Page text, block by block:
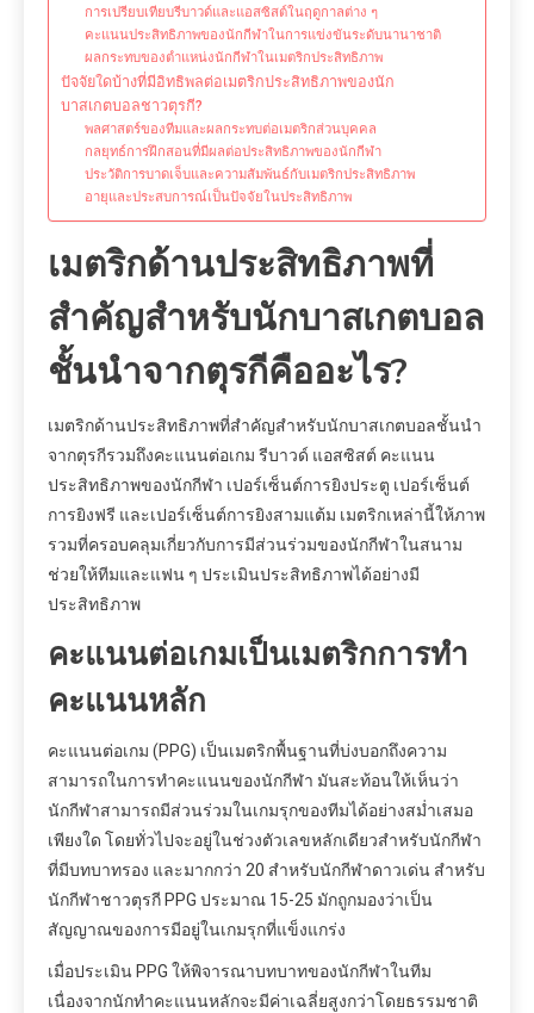
การเปรียบเทียบรีบาวด์และแอสซิสต์ในฤดูกาลต่าง ๆ
คะแนนประสิทธิภาพของนักกีฬาในการแข่งขันระดับนานาชาติ
ผลกระทบของตำแหน่งนักกีฬาในเมตริกประสิทธิภาพ
ปัจจัยใดบ้างที่มีอิทธิพลต่อเมตริกประสิทธิภาพของนัก
บาสเกตบอลชาวตุรกี?
พลศาสตร์ของทีมและผลกระทบต่อเมตริกส่วนบุคคล
กลยุทธ์การฝึกสอนที่มีผลต่อประสิทธิภาพของนักกีฬา
ประวัติการบาดเจ็บและความสัมพันธ์กับเมตริกประสิทธิภาพ
อายุและประสบการณ์เป็นปัจจัยในประสิทธิภาพ
เมตริกด้านประสิทธิภาพที่
สำคัญสำหรับนักบาสเกตบอล
ชั้นนำจากตุรกีคืออะไร?
เมตริกด้านประสิทธิภาพที่สำคัญสำหรับนักบาสเกตบอลชั้นนำ
จากตุรกีรวมถึงคะแนนต่อเกม รีบาวด์ แอสซิสต์ คะแนน
ประสิทธิภาพของนักกีฬา เปอร์เซ็นต์การยิงประตู เปอร์เซ็นต์
การยิงฟรี และเปอร์เซ็นต์การยิงสามแต้ม เมตริกเหล่านี้ให้ภาพ
รวมที่ครอบคลุมเกี่ยวกับการมีส่วนร่วมของนักกีฬาในสนาม
ช่วยให้ทีมและแฟน ๆ ประเมินประสิทธิภาพได้อย่างมี
ประสิทธิภาพ
คะแนนต่อเกมเป็นเมตริกการทำ
คะแนนหลัก
คะแนนต่อเกม (PPG) เป็นเมตริกพื้นฐานที่บ่งบอกถึงความ
สามารถในการทำคะแนนของนักกีฬา มันสะท้อนให้เห็นว่า
นักกีฬาสามารถมีส่วนร่วมในเกมรุกของทีมได้อย่างสม่ำเสมอ
เพียงใด โดยทั่วไปจะอยู่ในช่วงตัวเลขหลักเดียวสำหรับนักกีฬา
ที่มีบทบาทรอง และมากกว่า 20 สำหรับนักกีฬาดาวเด่น สำหรับ
นักกีฬาชาวตุรกี PPG ประมาณ 15-25 มักถูกมองว่าเป็น
สัญญาณของการมีอยู่ในเกมรุกที่แข็งแกร่ง
เมื่อประเมิน PPG ให้พิจารณาบทบาทของนักกีฬาในทีม
เนื่องจากนักทำคะแนนหลักจะมีค่าเฉลี่ยสูงกว่าโดยธรรมชาติ